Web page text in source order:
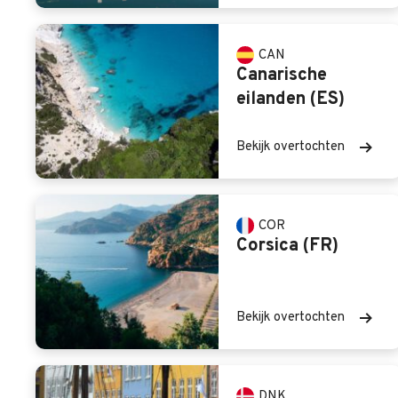
CAN
Canarische
eilanden (ES)
Bekijk overtochten
COR
Corsica (FR)
Bekijk overtochten